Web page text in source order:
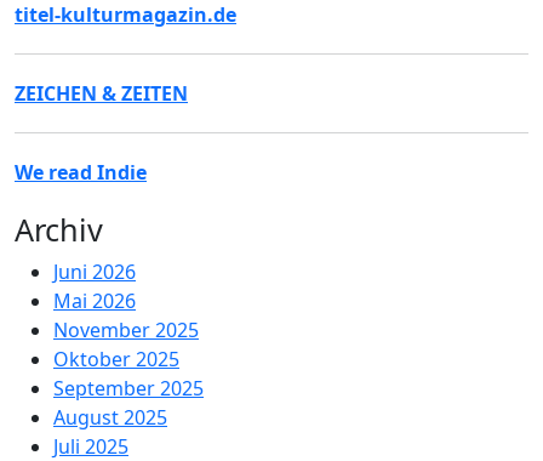
titel-kulturmagazin.de
ZEICHEN & ZEITEN
We read Indie
Archiv
Juni 2026
Mai 2026
November 2025
Oktober 2025
September 2025
August 2025
Juli 2025